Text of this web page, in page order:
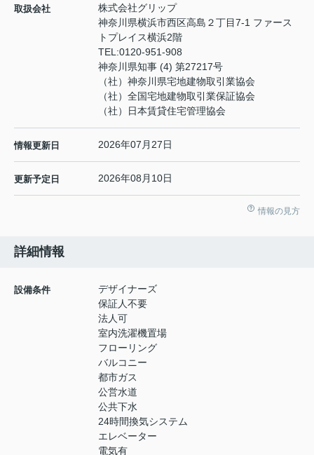
取扱会社
株式会社グリップ
神奈川県横浜市西区高島２丁目7-1 ファース
トプレイス横浜2階
TEL:0120-951-908
神奈川県知事 (4) 第27217号
（社）神奈川県宅地建物取引業協会
（社）全国宅地建物取引業保証協会
（社）日本賃貸住宅管理協会
情報更新日 2026年07月27日
更新予定日 2026年08月10日
情報の見方
詳細情報
設備条件
デザイナーズ
保証人不要
法人可
室内洗濯機置場
フローリング
バルコニー
都市ガス
公営水道
公共下水
24時間換気システム
エレベーター
電気有